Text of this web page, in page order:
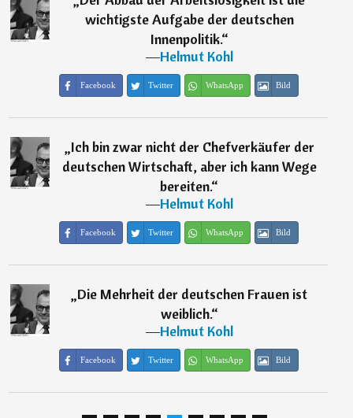
wichtigste Aufgabe der deutschen
Innenpolitik.“
―Helmut Kohl
Facebook Twitter WhatsApp Bild
„Ich bin zwar nicht der Chefverkäufer der
deutschen Wirtschaft, aber ich kann Wege
bereiten.“
―Helmut Kohl
Facebook Twitter WhatsApp Bild
„Die Mehrheit der deutschen Frauen ist
weiblich.“
―Helmut Kohl
Facebook Twitter WhatsApp Bild